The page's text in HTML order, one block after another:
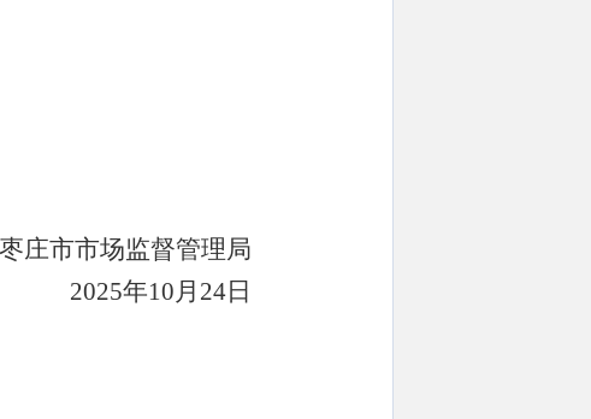
枣庄市市场监督管理局
2025年10月 24日